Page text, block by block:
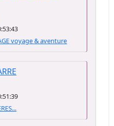
voyage & aventure